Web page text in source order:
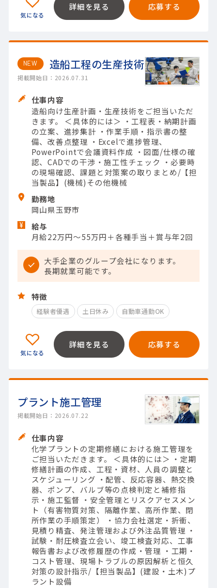
詳細を見る 応募する
NEW 造船工程の生産技術
掲載開始日：2026.07.31
仕事内容
造船向け生産計画・生産技術をご担当いただ
きます。 ＜具体的には＞ ・工程表・納期計画
の立案、進捗集計 ・作業手順・指示書の整
備、改善点整理 ・Excelで進捗管理、
PowerPointで会議資料作成 ・図面/仕様の確
認、CADでの干渉・施工性チェック ・必要時
の現場確認、課題と対策案の取りまとめ/【担
当製品】(機械)その他機械
勤務地
岡山県玉野市
給与
月給22万円～55万円＋各種手当＋賞与年2回
大手企業のグループ会社になります。
長期就業可能です。
特徴
経験者優遇 土日休み 自動車通勤OK
詳細を見る 応募する
プラント施工管理
掲載開始日：2026.07.22
仕事内容
化学プラントの定期修繕における施工管理を
ご担当いただきます。 ＜具体的には＞ ・定期
修繕計画の作成、工程・資材、人員の調整と
スケジューリング ・配管、反応容器、熱交換
器、ポンプ、バルブ等の点検判定と補修指
示・施工監督 ・安全管理とリスクアセスメン
ト（有害物質対策、隔離作業、高所作業、閉
所作業の手順策定） ・協力会社選定・折衝、
見積り精査、発注管理および外注品質管理 ・
試験・耐圧検査立会い、竣工検査対応、工事
報告書および改修履歴の作成・管理 ・工期・
コスト管理、現場トラブルの原因解析と恒久
対策の設計指示/【担当製品】(建設・土木)プ
ラント設備